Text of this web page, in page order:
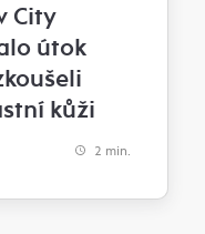
City
útok
kůži
2 min.